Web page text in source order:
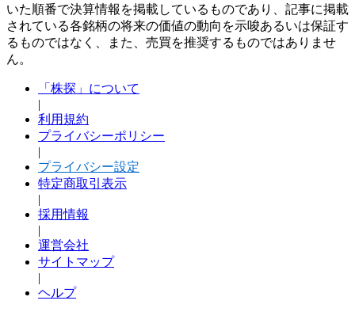
いた順番で決算情報を掲載しているものであり、記事に掲載
されている各銘柄の将来の価値の動向を示唆あるいは保証す
るものではなく、また、売買を推奨するものではありませ
ん。
「株探」について
|
利用規約
プライバシーポリシー
|
プライバシー設定
特定商取引表示
|
採用情報
|
運営会社
サイトマップ
|
ヘルプ